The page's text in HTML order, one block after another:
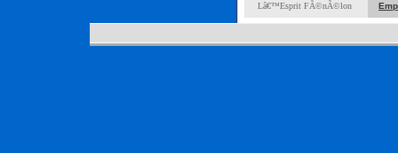
Lâ€™Esprit FÃ©nÃ©lon